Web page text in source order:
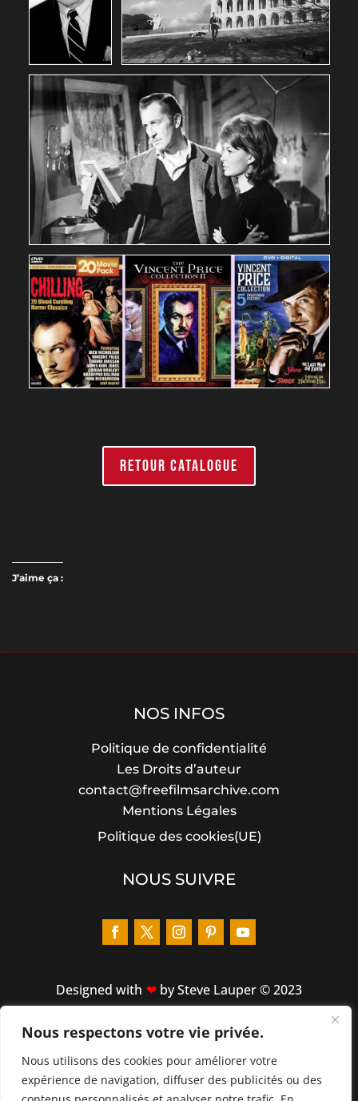
Nous respectons votre vie privée.
Nous utilisons des cookies pour améliorer votre
expérience de navigation, diffuser des publicités ou des
RETOUR CATALOGUE
J’aime ça :
NOS INFOS
Politique de confidentialité
Les Droits d’auteur
contact@freefilmsarchive.com
Mentions Légales
Politique des cookies(UE)
NOUS SUIVRE
Designed with by Steve Lauper © 2023
LIENS RAPIDES
ACCUEIL
À PROPOS